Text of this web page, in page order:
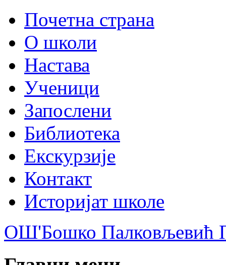
Почетна страна
О школи
Настава
Ученици
Запослени
Библиотека
Екскурзије
Контакт
Историјат школе
ОШ'Бошко Палковљевић